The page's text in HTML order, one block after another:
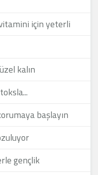
için yeterli
kalın
başlayın
gençlik